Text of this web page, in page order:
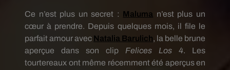
Ce n’est plus un secret : Maluma n’est plus un
cœur à prendre. Depuis quelques mois, il file le
parfait amour avec Natalia Barulich, la belle brune
aperçue dans son clip
Felices Los 4.
Les
tourtereaux ont même récemment été aperçus en